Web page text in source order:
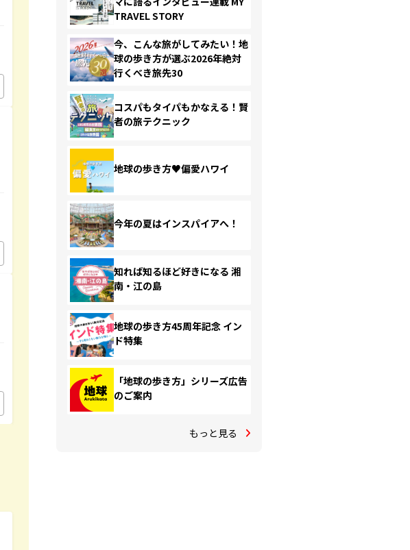
TRAVEL STORY
今、こんな旅がしてみたい！地
球の歩き方が選ぶ2026年絶対
行くべき旅先30
コスパもタイパもかなえる！賢
者の旅テクニック
地球の歩き方♥偏愛ハワイ
今年の夏はインスパイアへ！
知れば知るほど好きになる 湘
南・江の島
地球の歩き方45周年記念 イン
ド特集
「地球の歩き方」シリーズ広告
のご案内
もっと見る